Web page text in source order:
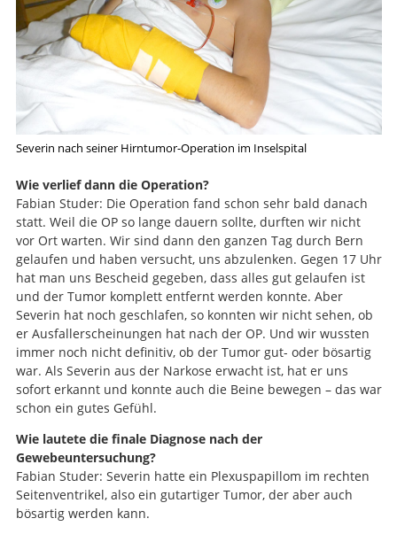
Severin nach seiner Hirntumor-Operation im Inselspital
Wie verlief dann die Operation?
Fabian Studer: Die Operation fand schon sehr bald danach
statt. Weil die OP so lange dauern sollte, durften wir nicht
vor Ort warten. Wir sind dann den ganzen Tag durch Bern
gelaufen und haben versucht, uns abzulenken. Gegen 17 Uhr
hat man uns Bescheid gegeben, dass alles gut gelaufen ist
und der Tumor komplett entfernt werden konnte. Aber
Severin hat noch geschlafen, so konnten wir nicht sehen, ob
er Ausfallerscheinungen hat nach der OP. Und wir wussten
immer noch nicht definitiv, ob der Tumor gut- oder bösartig
war. Als Severin aus der Narkose erwacht ist, hat er uns
sofort erkannt und konnte auch die Beine bewegen – das war
schon ein gutes Gefühl.
Wie lautete die finale Diagnose nach der
Gewebeuntersuchung?
Fabian Studer: Severin hatte ein Plexuspapillom im rechten
Seitenventrikel, also ein gutartiger Tumor, der aber auch
bösartig werden kann.
Suche